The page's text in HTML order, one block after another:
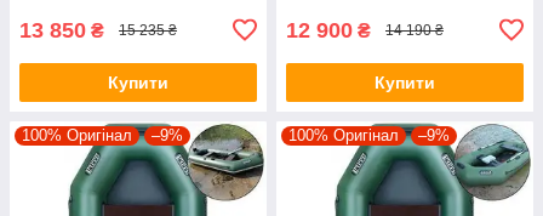
13 850 ₴ 15 235 ₴
Купити
12 900 ₴ 14 190 ₴
Купити
100% Оригінал –9% 100% Оригінал –9%